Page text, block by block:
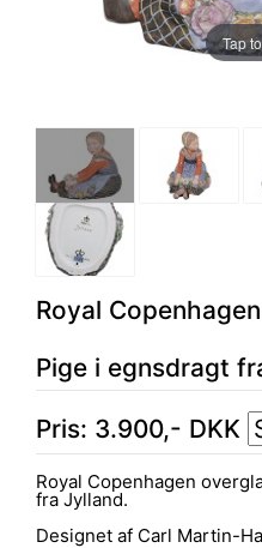
Tap
Royal
Pige i egnsdragt
Pris: 3.900,- DKK
Royal Copenhagen
fra Jylland.
Designet af Carl Martin-